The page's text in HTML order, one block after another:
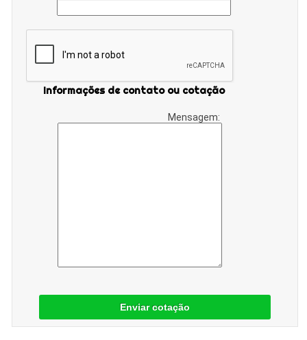
Informações de contato ou cotação
Mensagem:
Enviar cotação